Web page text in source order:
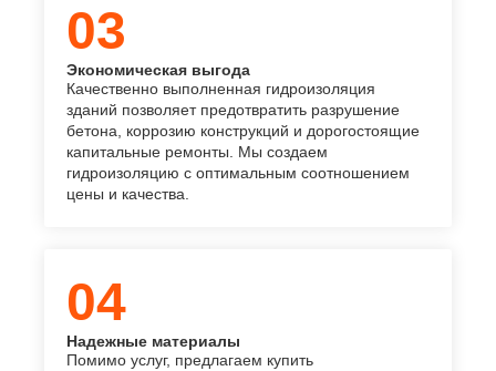
03
Экономическая выгода
Качественно выполненная гидроизоляция
зданий позволяет предотвратить разрушение
бетона, коррозию конструкций и дорогостоящие
капитальные ремонты. Мы создаем
гидроизоляцию с оптимальным соотношением
цены и качества.
04
Надежные материалы
Помимо услуг, предлагаем купить